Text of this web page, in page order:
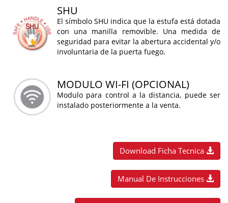
SHU
El símbolo SHU indica que la estufa está dotada
con una manilla removible. Una medida de
seguridad para evitar la abertura accidental y/o
involuntaria de la puerta fuego.
MODULO WI-FI (OPCIONAL)
Modulo para control a la distancia, puede ser
instalado posteriormente a la venta.
Download Ficha Tecnica
Manual De Instrucciones